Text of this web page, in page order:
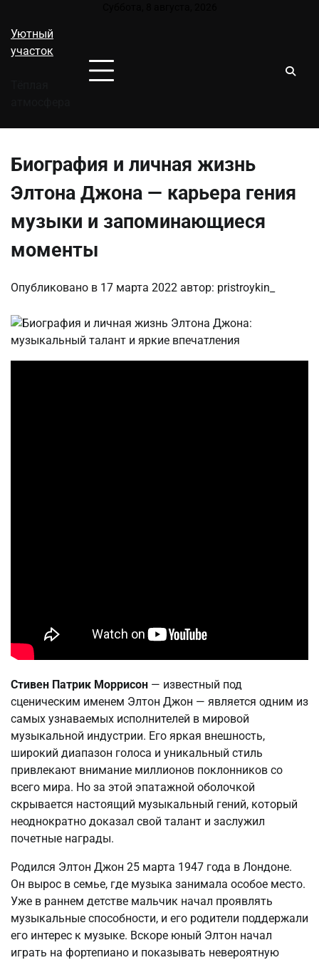
содержимому
Уютный
участок
Биография и личная жизнь
Элтона Джона — карьера гения
музыки и запоминающиеся
моменты
Опубликовано в 17 марта 2022 автор: pristroykin_
Стивен Патрик Моррисон — известный под
сценическим именем Элтон Джон — является одним из
самых узнаваемых исполнителей в мировой
музыкальной индустрии. Его яркая внешность,
широкий диапазон голоса и уникальный стиль
привлекают внимание миллионов поклонников со
всего мира. Но за этой эпатажной оболочкой
скрывается настоящий музыкальный гений, который
неоднократно доказал свой талант и заслужил
почетные награды.
Родился Элтон Джон 25 марта 1947 года в Лондоне.
Он вырос в семье, где музыка занимала особое место.
Уже в раннем детстве мальчик начал проявлять
музыкальные способности, и его родители поддержали
его интерес к музыке. Вскоре юный Элтон начал
играть на фортепиано и показывать невероятную